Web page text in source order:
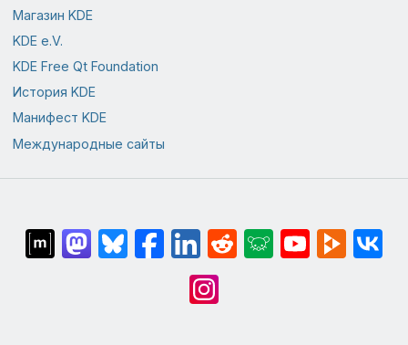
Магазин KDE
KDE e.V.
KDE Free Qt Foundation
История KDE
Манифест KDE
Международные сайты